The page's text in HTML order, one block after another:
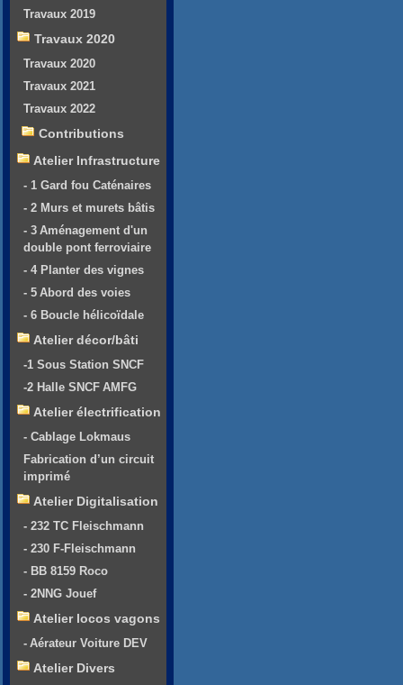
Travaux 2019
Travaux 2020
Travaux 2020
Travaux 2021
Travaux 2022
Contributions
Atelier Infrastructure
- 1 Gard fou Caténaires
- 2 Murs et murets bâtis
- 3 Aménagement d'un
double pont ferroviaire
- 4 Planter des vignes
- 5 Abord des voies
- 6 Boucle hélicoïdale
Atelier décor/bâti
-1 Sous Station SNCF
-2 Halle SNCF AMFG
Atelier électrification
- Cablage Lokmaus
Fabrication d’un circuit
imprimé
Atelier Digitalisation
- 232 TC Fleischmann
- 230 F-Fleischmann
- BB 8159 Roco
- 2NNG Jouef
Atelier locos vagons
- Aérateur Voiture DEV
Atelier Divers